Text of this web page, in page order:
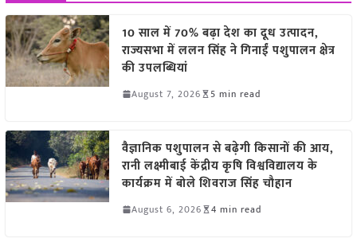
10 साल में 70% बढ़ा देश का दूध उत्पादन,
राज्यसभा में ललन सिंह ने गिनाईं पशुपालन क्षेत्र
की उपलब्धियां
August 7, 2026 5 min read
वैज्ञानिक पशुपालन से बढ़ेगी किसानों की आय,
रानी लक्ष्मीबाई केंद्रीय कृषि विश्वविद्यालय के
कार्यक्रम में बोले शिवराज सिंह चौहान
August 6, 2026 4 min read